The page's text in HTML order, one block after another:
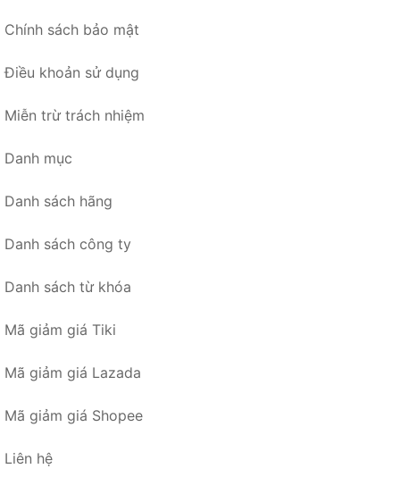
Chính sách bảo mật
Điều khoản sử dụng
Miễn trừ trách nhiệm
Danh mục
Danh sách hãng
Danh sách công ty
Danh sách từ khóa
Mã giảm giá Tiki
Mã giảm giá Lazada
Mã giảm giá Shopee
Liên hệ